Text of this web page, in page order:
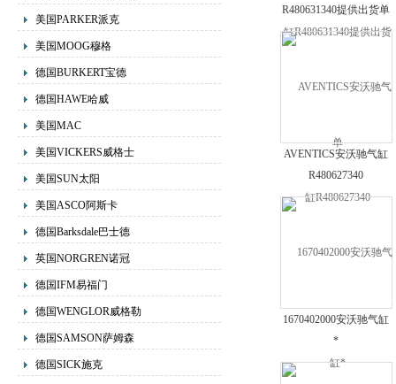
美国PARKER派克
美国MOOG穆格
德国BURKERT宝德
德国HAWE哈威
美国MAC
美国VICKERS威格士
美国SUN太阳
美国ASCO阿斯卡
德国Barksdale巴士德
英国NORGREN诺冠
德国IFM易福门
德国WENGLOR威格勒
德国SAMSON萨姆森
德国SICK施克
R480631340提供出货单
AVENTICS安沃驰气缸
R480627340
1670402000安沃驰气缸
*